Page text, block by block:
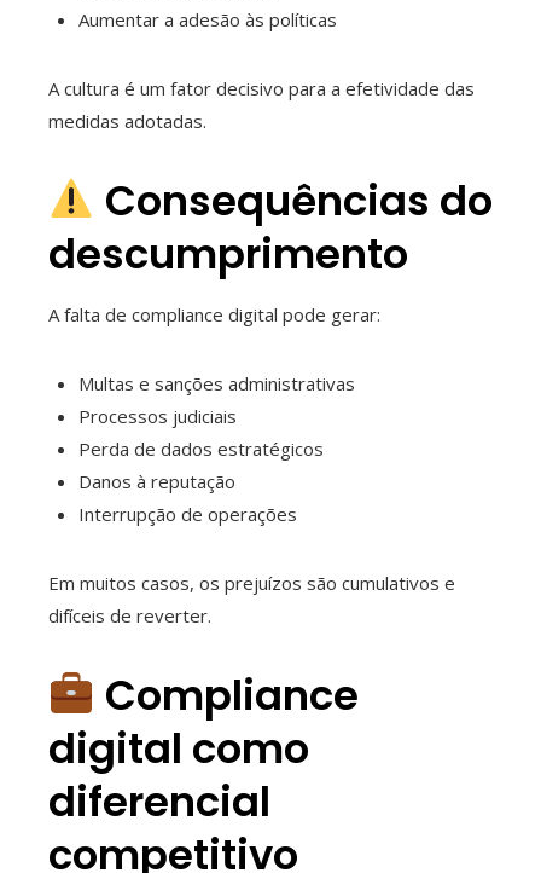
Aumentar a adesão às políticas
A cultura é um fator decisivo para a efetividade das
medidas adotadas.
Consequências do
descumprimento
A falta de compliance digital pode gerar:
Multas e sanções administrativas
Processos judiciais
Perda de dados estratégicos
Danos à reputação
Interrupção de operações
Em muitos casos, os prejuízos são cumulativos e
difíceis de reverter.
Compliance
digital como
diferencial
competitivo